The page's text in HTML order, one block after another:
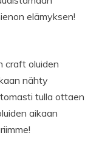
elämyksen!
craft oluiden
nähty
tulla ottaen
aikaan